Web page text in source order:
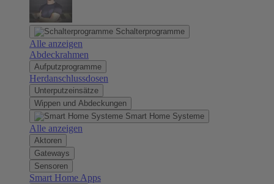
Schalterprogramme
Alle anzeigen
Abdeckrahmen
Aufputzprogramme
Herdanschlussdosen
Unterputzeinsätze
Wippen und Abdeckungen
Smart Home Systeme
Alle anzeigen
Aktoren
Gateways
Sensoren
Smart Home Apps